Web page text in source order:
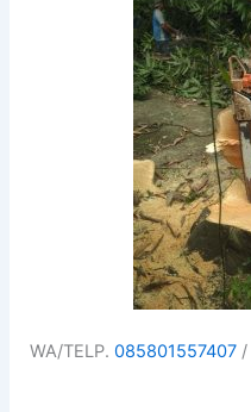
WA/TELP. 085801557407/